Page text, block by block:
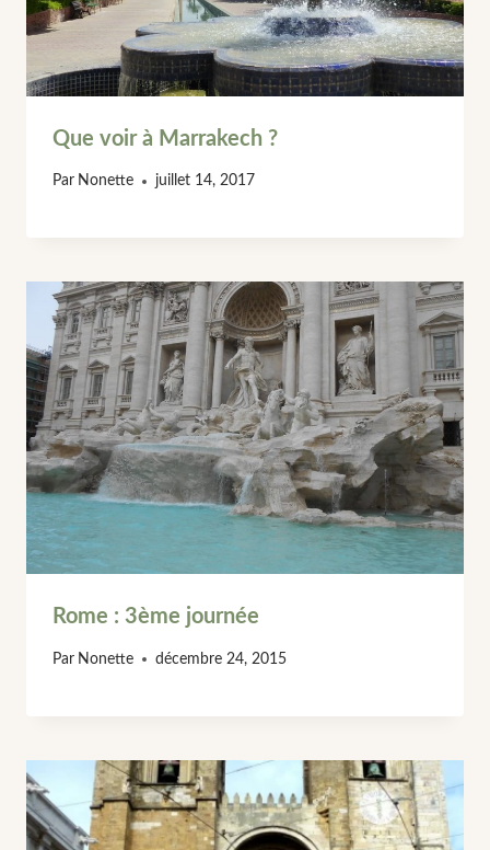
Que voir à Marrakech ?
Par Nonette juillet 14, 2017
Rome : 3ème journée
Par Nonette décembre 24, 2015